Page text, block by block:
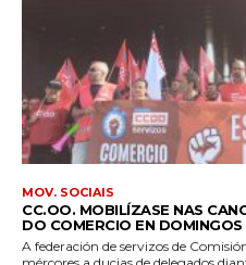
MOV. SOCIAIS
CC.OO. MOBILÍZASE NAS
DO COMERCIO EN
A federación de servizos de